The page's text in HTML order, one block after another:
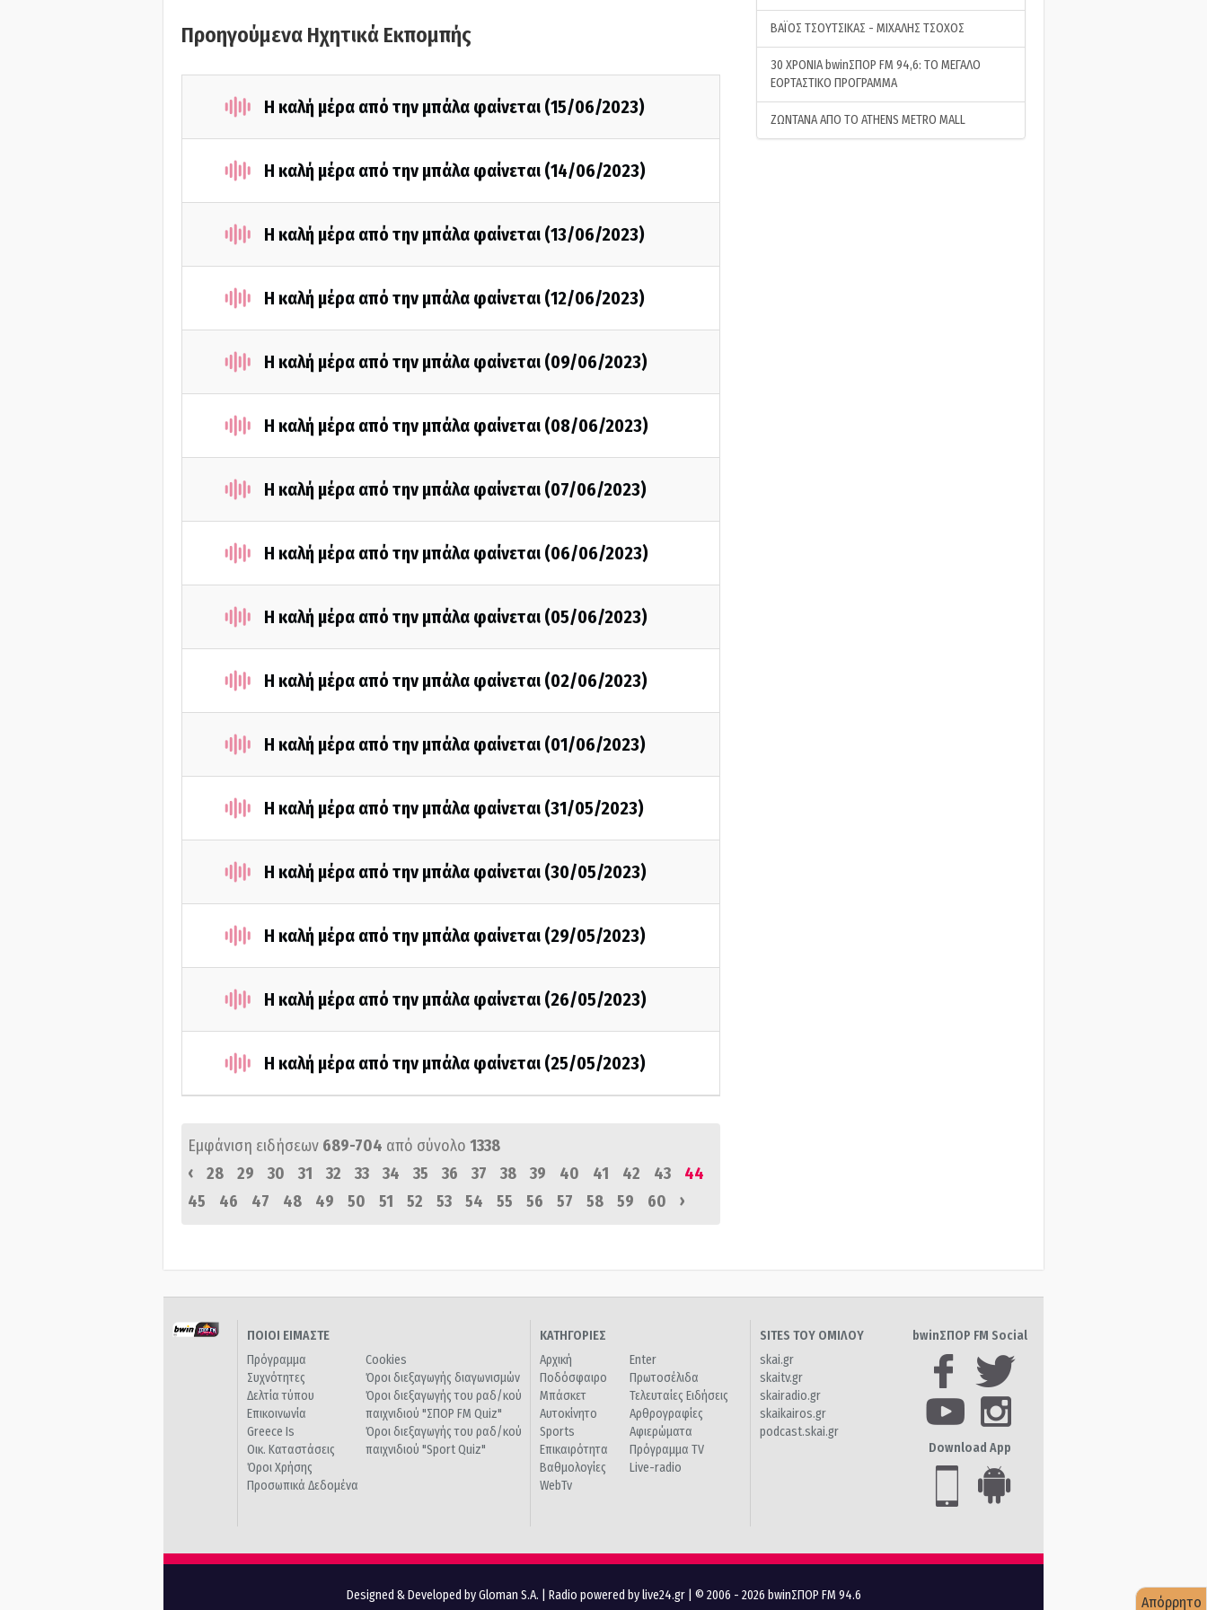
Προηγούμενα Ηχητικά Εκπομπής
Η καλή μέρα από την μπάλα φαίνεται (15/06/2023)
Η καλή μέρα από την μπάλα φαίνεται (14/06/2023)
Η καλή μέρα από την μπάλα φαίνεται (13/06/2023)
Η καλή μέρα από την μπάλα φαίνεται (12/06/2023)
Η καλή μέρα από την μπάλα φαίνεται (09/06/2023)
Η καλή μέρα από την μπάλα φαίνεται (08/06/2023)
Η καλή μέρα από την μπάλα φαίνεται (07/06/2023)
Η καλή μέρα από την μπάλα φαίνεται (06/06/2023)
Η καλή μέρα από την μπάλα φαίνεται (05/06/2023)
Η καλή μέρα από την μπάλα φαίνεται (02/06/2023)
Η καλή μέρα από την μπάλα φαίνεται (01/06/2023)
Η καλή μέρα από την μπάλα φαίνεται (31/05/2023)
Η καλή μέρα από την μπάλα φαίνεται (30/05/2023)
Η καλή μέρα από την μπάλα φαίνεται (29/05/2023)
Η καλή μέρα από την μπάλα φαίνεται (26/05/2023)
Η καλή μέρα από την μπάλα φαίνεται (25/05/2023)
Εμφάνιση ειδήσεων 689-704 από σύνολο 1338
‹
28 29 30 31 32 33 34 35 36 37 38 39 40 41 42 43
44
45
46 47 48 49 50 51 52 53 54 55 56 57 58 59 60 ›
ΒΑΪΟΣ ΤΣΟΥΤΣΙΚΑΣ - ΜΙΧΑΛΗΣ ΤΣΟΧΟΣ
30 ΧΡΟΝΙΑ bwinΣΠΟΡ FM 94,6: ΤΟ ΜΕΓΑΛΟ
ΕΟΡΤΑΣΤΙΚΟ ΠΡΟΓΡΑΜΜΑ
ΖΩΝΤΑΝΑ ΑΠΟ ΤΟ ATHENS METRO MALL
ΠΟΙΟΙ ΕΙΜΑΣΤΕ
Πρόγραμμα
Συχνότητες
Δελτία τύπου
Επικοινωνία
Greece Is
Οικ. Καταστάσεις
Όροι Χρήσης
Προσωπικά Δεδομένα
Cookies
Όροι διεξαγωγής διαγωνισμών
Όροι διεξαγωγής του ραδ/κού
παιχνιδιού "ΣΠΟΡ FM Quiz"
Όροι διεξαγωγής του ραδ/κού
παιχνιδιού "Sport Quiz"
ΚΑΤΗΓΟΡΙΕΣ
Αρχική
Ποδόσφαιρο
Μπάσκετ
Αυτοκίνητο
Sports
Επικαιρότητα
Βαθμολογίες
WebTv
Enter
Πρωτοσέλιδα
Τελευταίες Ειδήσεις
Αρθρογραφίες
Αφιερώματα
Πρόγραμμα TV
Live-radio
SITES ΤΟΥ ΟΜΙΛΟΥ
skai.gr
skaitv.gr
skairadio.gr
skaikairos.gr
podcast.skai.gr
bwinΣΠΟΡ FM Social
Download App
Designed & Developed by Gloman S.A. Radio powered by live24.gr | © 2006 - 2026 bwinΣΠΟΡ FM 94.6 Απόρρητο